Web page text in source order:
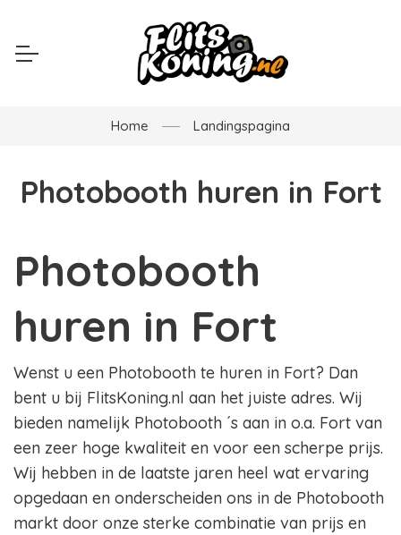
Home Landingspagina
Photobooth huren in Fort
Photobooth
huren in Fort
Wenst u een Photobooth te huren in Fort? Dan
bent u bij FlitsKoning.nl aan het juiste adres. Wij
bieden namelijk Photobooth ´s aan in o.a. Fort van
een zeer hoge kwaliteit en voor een scherpe prijs.
Wij hebben in de laatste jaren heel wat ervaring
opgedaan en onderscheiden ons in de Photobooth
markt door onze sterke combinatie van prijs en